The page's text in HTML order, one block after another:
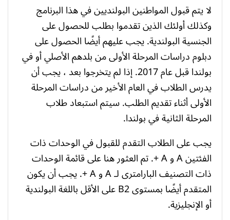
لا يتم قبول المواطنين البولنديين في هذا البرنامج
وكذلك أولئك الذين تقدموا بطلب للحصول على
الجنسية البولندية. يجب عليهم أيضًا الحصول على
دبلوم دراسات المرحلة الأولى من بلدهم الأصلي أو في
بولندا قبل عام 2017. إذا لم يتخرجوا بعد ، يجب أن
يدرس الطلاب في العام الأخير من دراسات المرحلة
الأولى أثناء تقديم الطلب. سيتم استبعاد طلاب
المرحلة الثانية في بولندا.
يجب على الطلاب التقدم للقبول في الوحدات ذات
الفئتين A و A +. تم العثور هنا على قائمة الوحدات
ذات التصنيف البارامترى لـ A و A +. يجب أن يكون
المتقدم أيضًا بمستوى B2 على الأقل باللغة البولندية
أو الإنجليزية.